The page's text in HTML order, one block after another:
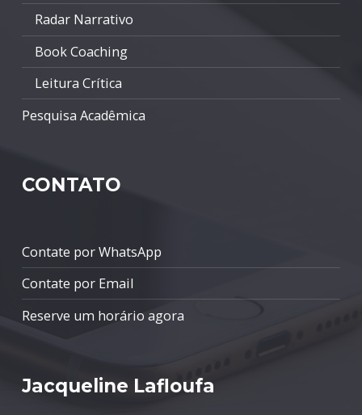
Radar Narrativo
Book Coaching
Leitura Crítica
Pesquisa Acadêmica
CONTATO
Contate por WhatsApp
Contate por Email
Reserve um horário agora
Jacqueline Lafloufa